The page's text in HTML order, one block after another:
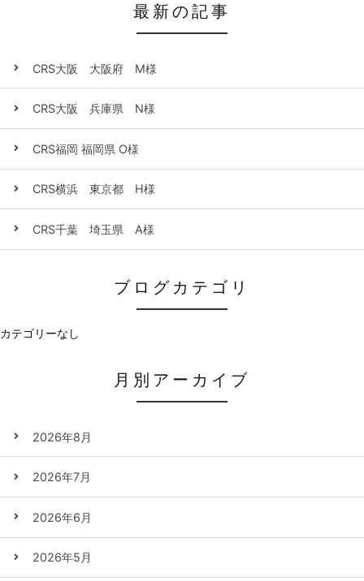
最新の記事
CRS大阪 大阪府 M様
CRS大阪 兵庫県 N様
CRS福岡 福岡県 O様
CRS横浜 東京都 H様
CRS千葉 埼玉県 A様
ブログカテゴリ
カテゴリーなし
月別アーカイブ
2026年8月
2026年7月
2026年6月
2026年5月